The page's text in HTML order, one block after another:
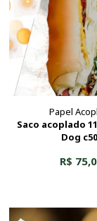
Papel
Saco acoplado
Dog
R$